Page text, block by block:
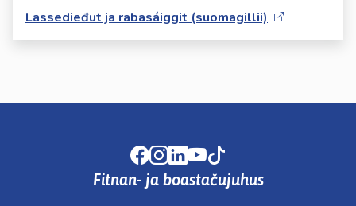
Lassedieđut ja rabasáiggit (suomagillii)
Facebook
Instagram
LinkedIn
Youtube
Fitnan- ja boastačujuhus